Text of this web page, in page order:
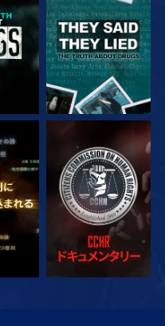
観る
観る